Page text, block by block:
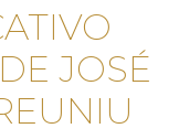
JOSÉ